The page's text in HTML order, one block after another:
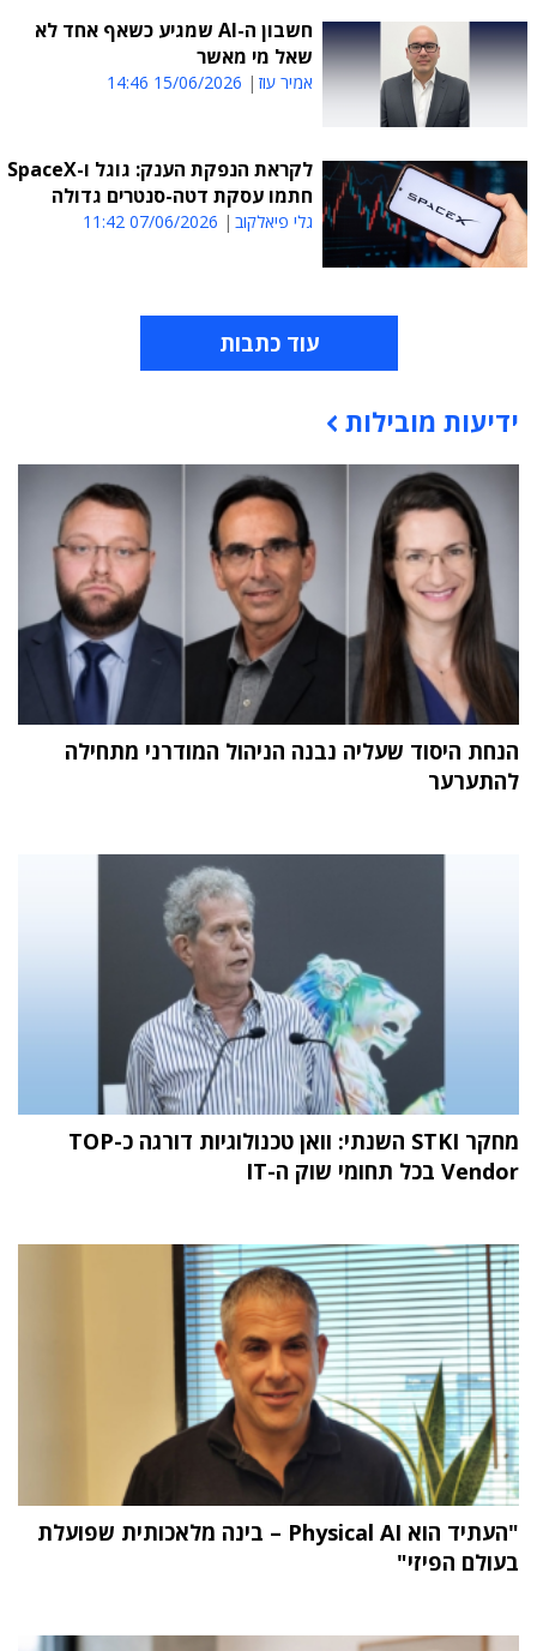
חשבון ה-AI שמגיע כשאף אחד לא
שאל מי מאשר
אמיר עוז 15/06/2026 14:46
לקראת הנפקת הענק: גוגל ו-SpaceX
חתמו עסקת דטה-סנטרים גדולה
גלי פיאלקוב 07/06/2026 11:42
עוד כתבות
תוכן פרסומי
ידיעות מובילות
הנחת היסוד שעליה נבנה הניהול המודרני מתחילה
להתערער
מחקר STKI השנתי: וואן טכנולוגיות דורגה כ-TOP
Vendor בכל תחומי שוק ה-IT
"העתיד הוא Physical AI – בינה מלאכותית שפועלת
בעולם הפיזי"